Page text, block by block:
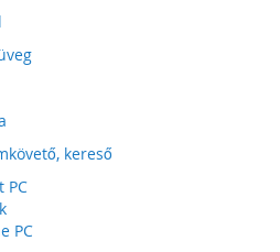
kereső
PC
PC